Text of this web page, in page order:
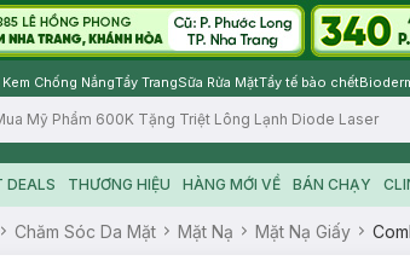
Kem Chống NắngTẩy TrangSữa Rửa MặtTẩy tế bào chết
DEALS THƯƠNG HIỆU HÀNG MỚI VỀ BÁN CHẠY
Chăm Sóc Da Mặt Mặt Nạ Mặt Nạ Giấy